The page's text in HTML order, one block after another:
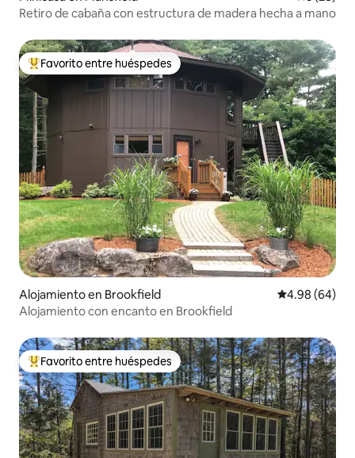
Retiro de cabaña con estructura de madera hecha a mano
Favorito entre huéspedes preferido
Favorito entre huéspedes
Alojamiento en Brookfield Calificación
4.98 (64)
Alojamiento con encanto en Brookfield
Favorito entre huéspedes preferido
Favorito entre huéspedes